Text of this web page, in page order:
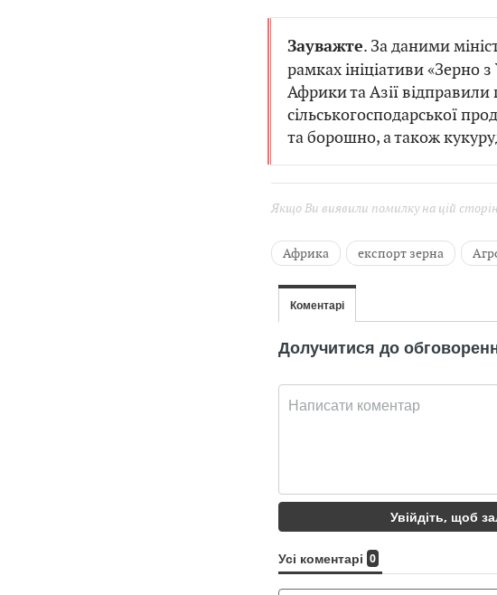
Зауважте. За даними
рамках ініціативи «Зерно
Африки та Азії
сільськогосподарської
та борошно, а також
Якщо Ви виявили помилку на цій
Африка експорт зерна